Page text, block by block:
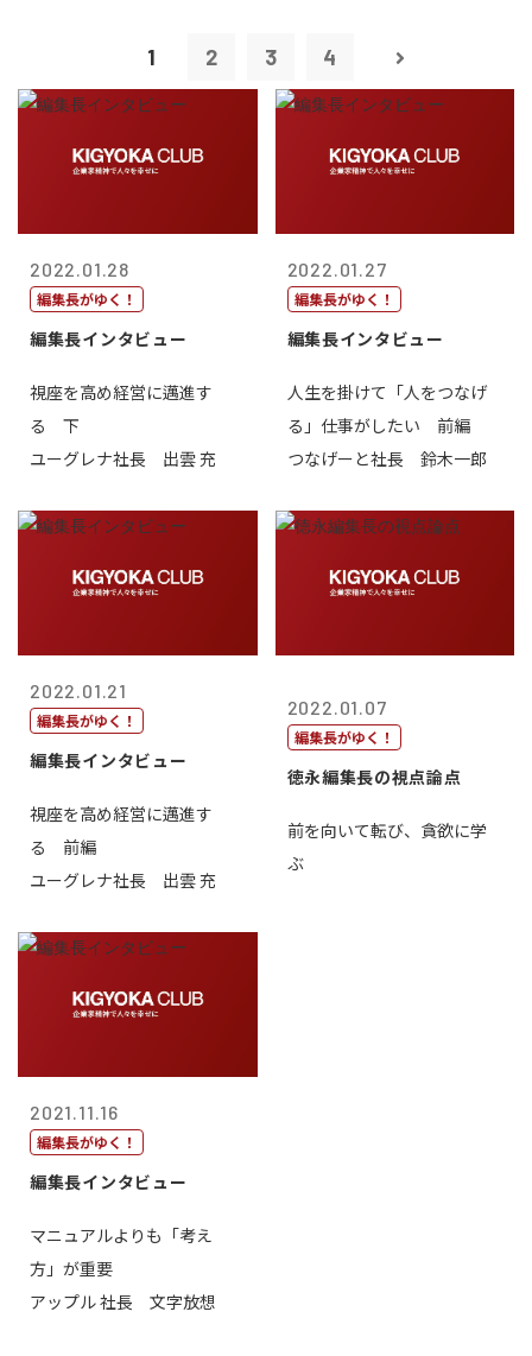
1 2 3 4
2022.01.28
編集長がゆく！
編集長インタビュー
視座を高め経営に邁進す
る 下
ユーグレナ社長 出雲 充
2022.01.27
編集長がゆく！
編集長インタビュー
人生を掛けて「人をつなげ
る」仕事がしたい 前編
つなげーと社長 鈴木一郎
2022.01.21
編集長がゆく！
編集長インタビュー
視座を高め経営に邁進す
る 前編
ユーグレナ社長 出雲 充
2022.01.07
編集長がゆく！
徳永編集長の視点論点
前を向いて転び、貪欲に学
ぶ
2021.11.16
編集長がゆく！
編集長インタビュー
マニュアルよりも「考え
方」が重要
アップル 社長 文字放想